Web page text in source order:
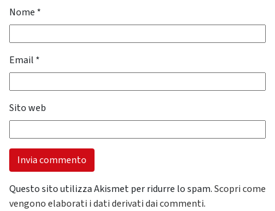
Nome *
Email *
Sito web
Questo sito utilizza Akismet per ridurre lo spam.Scopri come
vengono elaborati i dati derivati dai commenti.